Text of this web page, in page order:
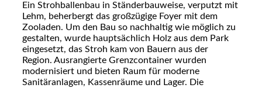
Ein Strohballenbau in Ständerbauweise, verputzt mit
Lehm, beherbergt das großzügige Foyer mit dem
Zooladen. Um den Bau so nachhaltig wie möglich zu
gestalten, wurde hauptsächlich Holz aus dem Park
eingesetzt, das Stroh kam von Bauern aus der
Region. Ausrangierte Grenzcontainer wurden
modernisiert und bieten Raum für moderne
Sanitäranlagen, Kassenräume und Lager. Die